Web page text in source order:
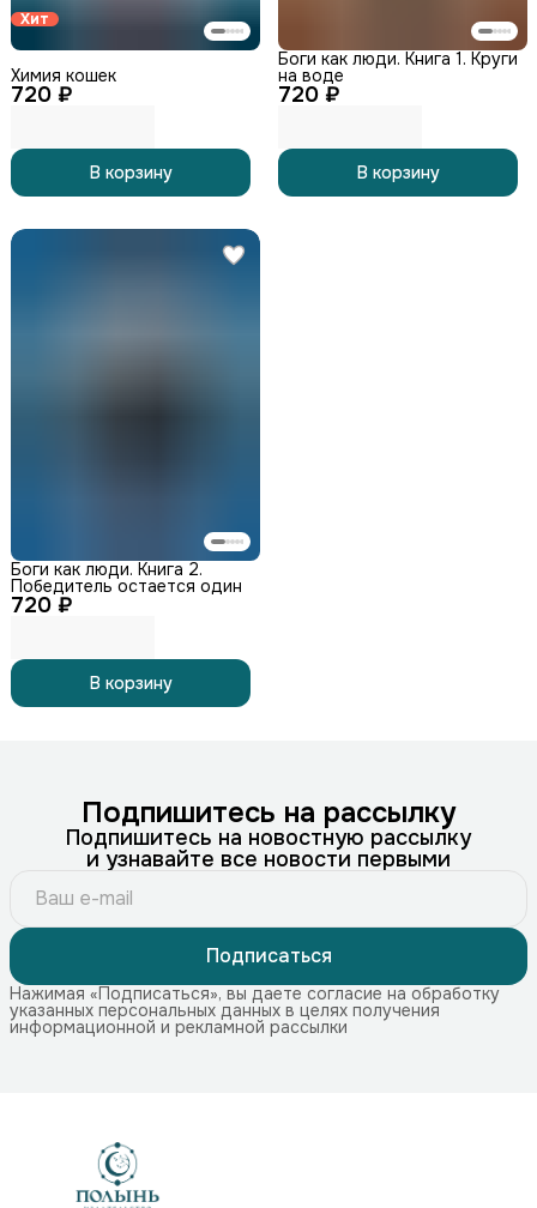
Хит
720 ₽
Химия кошек
В корзину
720 ₽
Боги как люди. Книга 1. Круги
на воде
В корзину
720 ₽
Боги как люди. Книга 2.
Победитель остается один
В корзину
Подпишитесь на рассылку
Подпишитесь на новостную рассылку
и узнавайте все новости первыми
Подписаться
Нажимая «Подписаться», вы даете согласие на обработку
указанных персональных данных в целях получения
информационной и рекламной рассылки